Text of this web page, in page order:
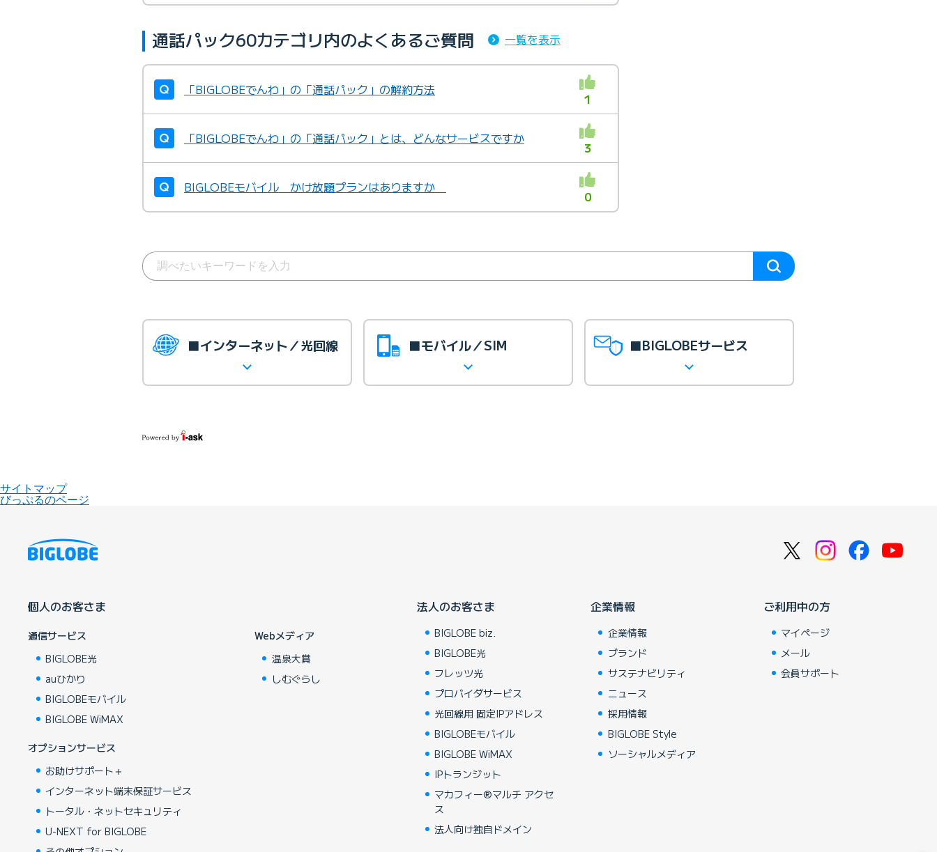
通話パック60カテゴリ内のよくあるご質問 一覧を表示
「BIGLOBEでんわ」の「通話パック」の解約方法
1
「BIGLOBEでんわ」の「通話パック」とは、どんなサービスですか
3
BIGLOBEモバイル かけ放題プランはありますか
0
■インターネット／光回線 ■モバイル／SIM ■BIGLOBEサービス
サイトマップ
びっぷるのページ
個人のお客さま
通信サービス
BIGLOBE光
auひかり
BIGLOBEモバイル
BIGLOBE WiMAX
オプションサービス
お助けサポート＋
インターネット端末保証サービス
トータル・ネットセキュリティ
U-NEXT for BIGLOBE
Webメディア
温泉大賞
しむぐらし
法人のお客さま
BIGLOBE biz.
BIGLOBE光
フレッツ光
プロバイダサービス
光回線用 固定IPアドレス
BIGLOBEモバイル
BIGLOBE WiMAX
IPトランジット
マカフィー®マルチ アクセ
ス
法人向け独自ドメイン
企業情報
企業情報
ブランド
サステナビリティ
ニュース
採用情報
BIGLOBE Style
ソーシャルメディア
ご利用中の方
マイページ
メール
会員サポート